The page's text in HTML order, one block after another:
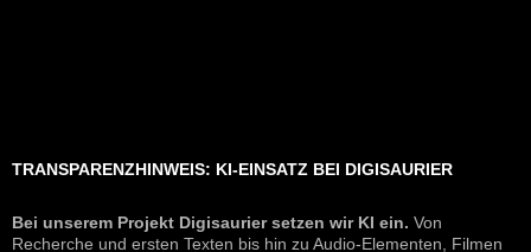
TRANSPARENZHINWEIS: KI-EINSATZ BEI DIGISAURIER
Bei unserem Projekt Digisaurier setzen wir KI ein. Von
Recherche und ersten Texten bis hin zu Audio-Elementen, Filmen